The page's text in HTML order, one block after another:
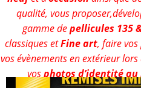
qualité, vous
gamme depellicules 135
classiques etFine art, faire
vos évènements en extérieur lors
vosphotos d’identité